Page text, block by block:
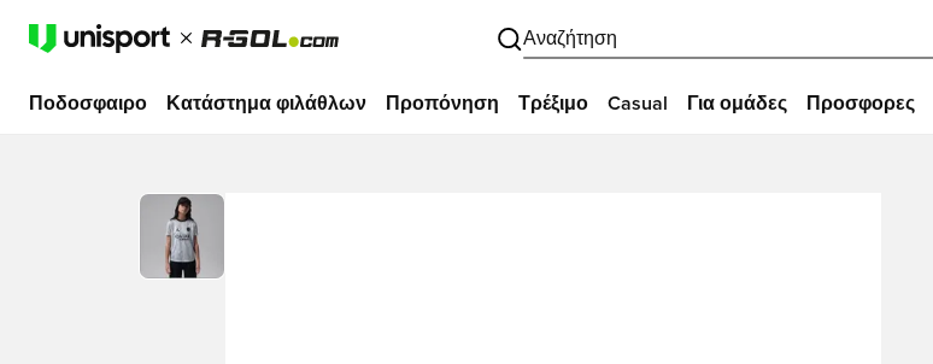
Αναζήτηση
Ποδοσφαιρο Κατάστημα φιλάθλων Προπόνηση Τρέξιμο Casual Για ομάδες Προσφορες